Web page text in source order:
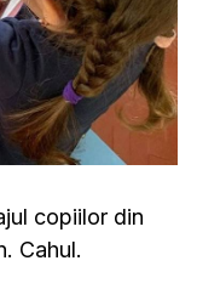
copiilor din
Cahul.